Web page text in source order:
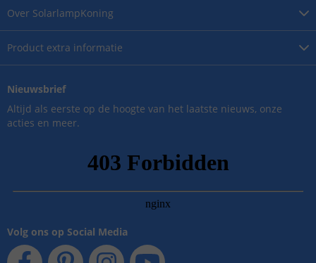
Over SolarlampKoning
Product extra informatie
Nieuwsbrief
Altijd als eerste op de hoogte van het laatste nieuws, onze
acties en meer.
Volg ons op Social Media